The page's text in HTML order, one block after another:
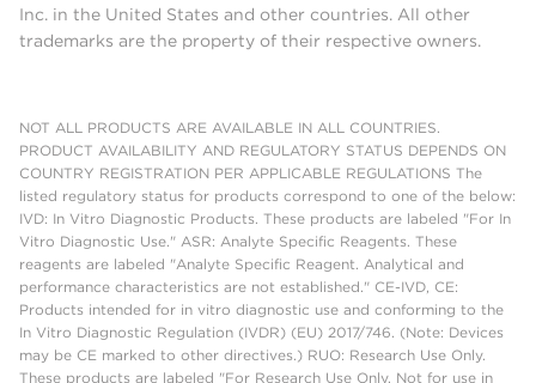
Inc. in the United States and other countries. All other
trademarks are the property of their respective owners.
NOT ALL PRODUCTS ARE AVAILABLE IN ALL COUNTRIES.
PRODUCT AVAILABILITY AND REGULATORY STATUS DEPENDS ON
COUNTRY REGISTRATION PER APPLICABLE REGULATIONS The
listed regulatory status for products correspond to one of the below:
IVD: In Vitro Diagnostic Products. These products are labeled "For In
Vitro Diagnostic Use." ASR: Analyte Specific Reagents. These
reagents are labeled "Analyte Specific Reagent. Analytical and
performance characteristics are not established." CE-IVD, CE:
Products intended for in vitro diagnostic use and conforming to the
In Vitro Diagnostic Regulation (IVDR) (EU) 2017/746. (Note: Devices
may be CE marked to other directives.) RUO: Research Use Only.
These products are labeled "For Research Use Only. Not for use in